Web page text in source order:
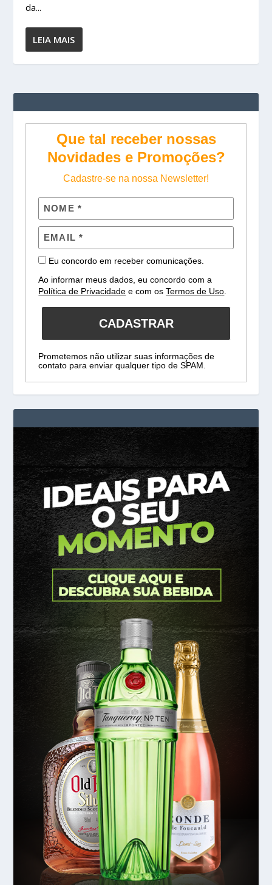
da...
LEIA MAIS
Que tal receber nossas
Novidades e Promoções?
Cadastre-se na nossa Newsletter!
Eu concordo em receber comunicações.
Ao informar meus dados, eu concordo com a
Política de Privacidade e com osTermos de Uso
CADASTRAR
Prometemos não utilizar suas informações de
contato para enviar qualquer tipo de SPAM.